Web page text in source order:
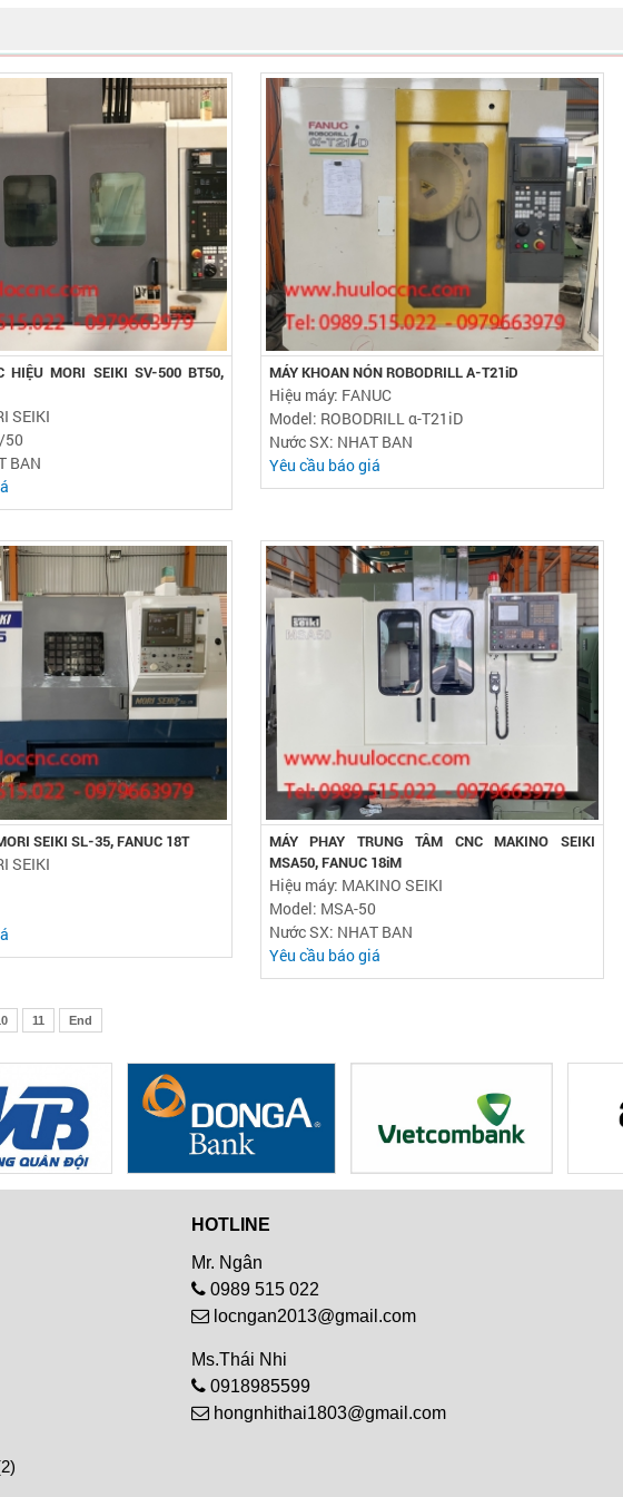
HIỆU MORI SEIKI SV-500 BT50,
SEIKI
50
BAN
MÁY KHOAN NÓN ROBODRILL Α-T21iD
Hiệu máy: FANUC
Model: ROBODRILL α-T21iD
Nước SX: NHAT BAN
Yêu cầu báo giá
SEIKI SL-35, FANUC 18T
SEIKI
MÁY PHAY TRUNG TÂM CNC MAKINO SEIKI
MSA50, FANUC 18iM
Hiệu máy: MAKINO SEIKI
Model: MSA-50
Nước SX: NHAT BAN
Yêu cầu báo giá
11 End
HOTLINE
Mr. Ngân
0989 515 022
locngan2013@gmail.com
Ms.Thái Nhi
0918985599
hongnhithai1803@gmail.com